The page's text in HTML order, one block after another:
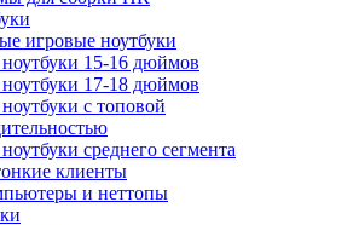
игровые ноутбуки
15-16 дюймов
17-18 дюймов
с топовой
среднего сегмента
клиенты
и неттопы